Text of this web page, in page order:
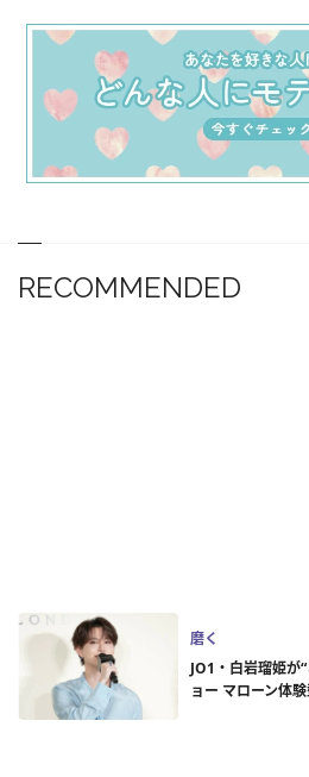
RECOMMENDED
磨く
JO1・白岩瑠姫
ョー マローン体